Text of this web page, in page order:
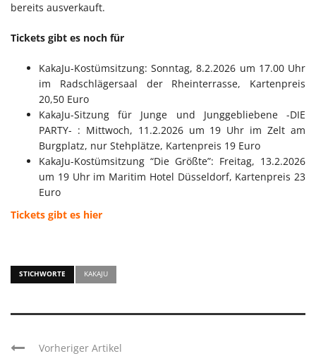
bereits ausverkauft.
Tickets gibt es noch für
KakaJu-Kostümsitzung: Sonntag, 8.2.2026 um 17.00 Uhr
im Radschlägersaal der Rheinterrasse, Kartenpreis
20,50 Euro
KakaJu-Sitzung für Junge und Junggebliebene -DIE
PARTY- : Mittwoch, 11.2.2026 um 19 Uhr im Zelt am
Burgplatz, nur Stehplätze, Kartenpreis 19 Euro
KakaJu-Kostümsitzung “Die Größte”: Freitag, 13.2.2026
um 19 Uhr im Maritim Hotel Düsseldorf, Kartenpreis 23
Euro
Tickets gibt es hier
STICHWORTE KAKAJU
Vorheriger Artikel